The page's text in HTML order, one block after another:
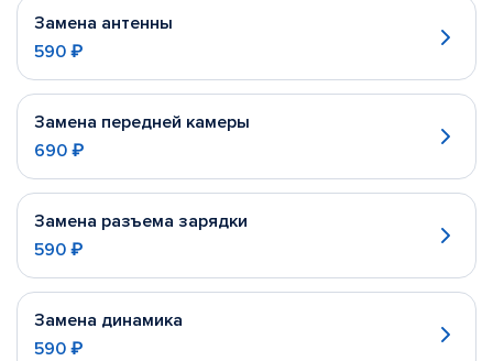
Замена антенны
590 ₽
Замена передней камеры
690 ₽
Замена разъема зарядки
590 ₽
Замена динамика
590 ₽